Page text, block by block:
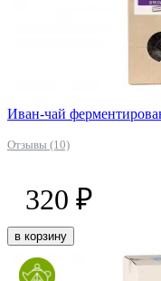
Иван-чай
Отзывы (10)
320 ₽
в корзину